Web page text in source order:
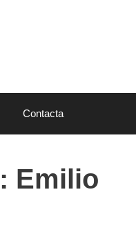
Contacta
Emilio